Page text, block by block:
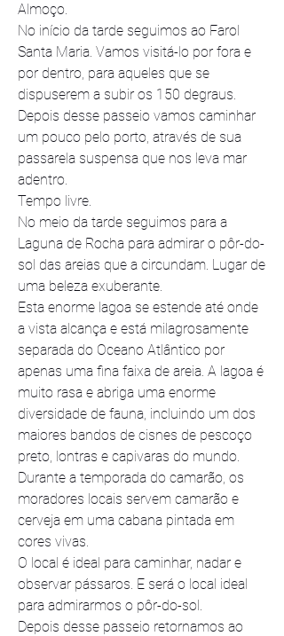
Almoço.
No início da tarde seguimos ao Farol
Santa Maria. Vamos visitá-lo por fora e
por dentro, para aqueles que se
dispuserem a subir os 150 degraus.
Depois desse passeio vamos caminhar
um pouco pelo porto, através de sua
passarela suspensa que nos leva mar
adentro.
Tempo livre.
No meio da tarde seguimos para a
Laguna de Rocha para admirar o pôr-do-
sol das areias que a circundam. Lugar de
uma beleza exuberante.
Esta enorme lagoa se estende até onde
a vista alcança e está milagrosamente
separada do Oceano Atlântico por
apenas uma fina faixa de areia. A lagoa é
muito rasa e abriga uma enorme
diversidade de fauna, incluindo um dos
maiores bandos de cisnes de pescoço
preto, lontras e capivaras do mundo.
Durante a temporada do camarão, os
moradores locais servem camarão e
cerveja em uma cabana pintada em
cores vivas.
O local é ideal para caminhar, nadar e
observar pássaros. E será o local ideal
para admirarmos o pôr-do-sol.
Depois desse passeio retornamos ao